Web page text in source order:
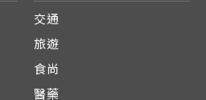
交通
旅遊
食尚
醫藥